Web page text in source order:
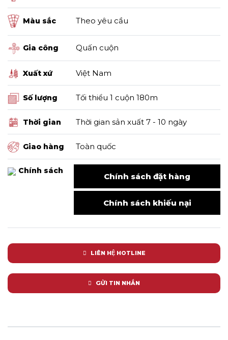
Màu sắc Theo yêu cầu
Gia công Quấn cuộn
Xuất xứ Việt Nam
Số lượng Tối thiểu 1 cuộn 180m
Thời gian Thời gian sản xuất 7 - 10 ngày
Giao hàng Toàn quốc
Chính sách
Chính sách đặt hàng
Chính sách khiếu nại
LIÊN HỆ HOTLINE
GỬI TIN NHẮN